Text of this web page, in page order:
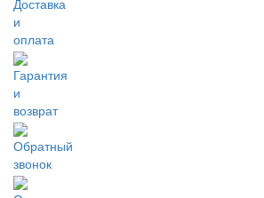
Доставка
и
оплата
Гарантия
и
возврат
Обратный
звонок